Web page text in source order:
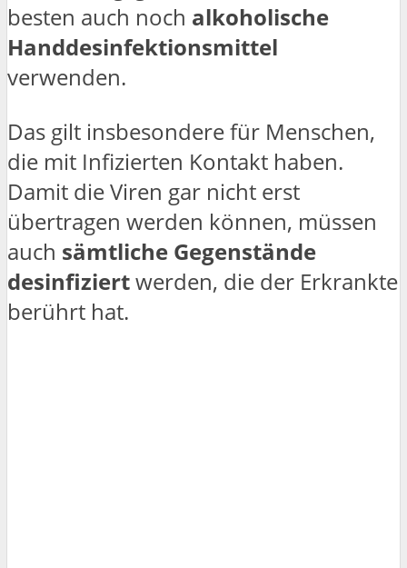
besten auch noch alkoholische
Handdesinfektionsmittel
verwenden.
Das gilt insbesondere für Menschen,
die mit Infizierten Kontakt haben.
Damit die Viren gar nicht erst
übertragen werden können, müssen
auch sämtliche Gegenstände
desinfiziertwerden, die der Erkrankte
berührt hat.